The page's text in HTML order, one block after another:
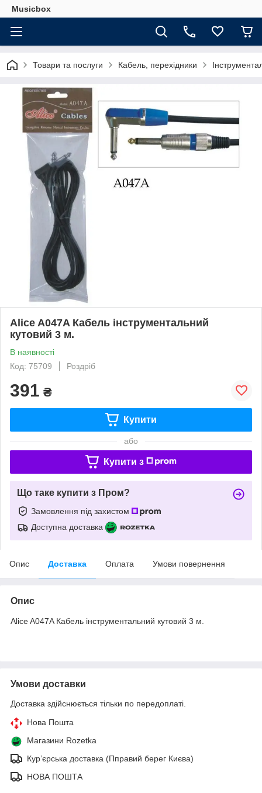
Musicbox
Товари та послуги Кабель, перехідники
Alice A047A Кабель інструментальний
кутовий 3 м.
В наявності
Код: 75709
Роздріб
391 ₴
Купити
або
Купити з
Що таке купити з Пром?
Замовлення під захистом
Доступна доставка
Опис Доставка Оплата Умови повернення
Опис
Alice A047A Кабель інструментальний кутовий 3 м.
Умови доставки
Доставка здійснюється тільки по передоплаті.
Нова Пошта
Магазини Rozetka
Кур’єрська доставка (Пправий берег Києва)
НОВА ПОШТА